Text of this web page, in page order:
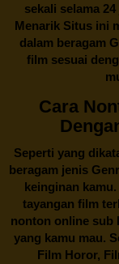
sekali selama
Menarik Situs ini
dalam beragam
film sesuai
Cara
Seperti yang
beragam jenis
keinginan
tayangan film
nonton online sub
yang kamu mau.
Film Horor,